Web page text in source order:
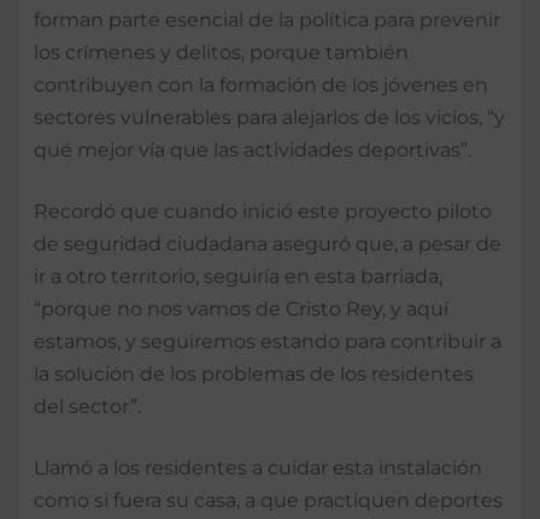
forman parte esencial de la política para prevenir
los crímenes y delitos, porque también
contribuyen con la formación de los jóvenes en
sectores vulnerables para alejarlos de los vicios, “y
qué mejor vía que las actividades deportivas”.
Recordó que cuando inició este proyecto piloto
de seguridad ciudadana aseguró que, a pesar de
ir a otro territorio, seguiría en esta barriada,
“porque no nos vamos de Cristo Rey, y aquí
estamos, y seguiremos estando para contribuir a
la solución de los problemas de los residentes
del sector”.
Llamó a los residentes a cuidar esta instalación
como si fuera su casa, a que practiquen deportes